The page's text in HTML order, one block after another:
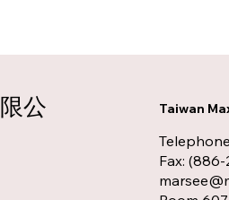
公
Taiwan
Fax: